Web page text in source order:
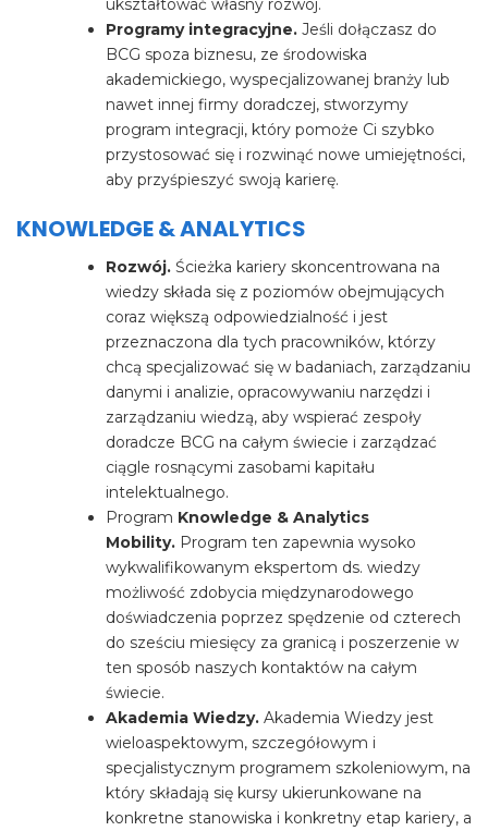
ukształtować własny rozwój.
Programy integracyjne. Jeśli dołączasz do
BCG spoza biznesu, ze środowiska
akademickiego, wyspecjalizowanej branży lub
nawet innej firmy doradczej, stworzymy
program integracji, który pomoże Ci szybko
przystosować się i rozwinąć nowe umiejętności,
aby przyśpieszyć swoją karierę.
KNOWLEDGE & ANALYTICS
Rozwój. Ścieżka kariery skoncentrowana na
wiedzy składa się z poziomów obejmujących
coraz większą odpowiedzialność i jest
przeznaczona dla tych pracowników, którzy
chcą specjalizować się w badaniach, zarządzaniu
danymi i analizie, opracowywaniu narzędzi i
zarządzaniu wiedzą, aby wspierać zespoły
doradcze BCG na całym świecie i zarządzać
ciągle rosnącymi zasobami kapitału
intelektualnego.
Program Knowledge & Analytics
Mobility. Program ten zapewnia wysoko
wykwalifikowanym ekspertom ds. wiedzy
możliwość zdobycia międzynarodowego
doświadczenia poprzez spędzenie od czterech
do sześciu miesięcy za granicą i poszerzenie w
ten sposób naszych kontaktów na całym
świecie.
Akademia Wiedzy. Akademia Wiedzy jest
wieloaspektowym, szczegółowym i
specjalistycznym programem szkoleniowym, na
który składają się kursy ukierunkowane na
konkretne stanowiska i konkretny etap kariery, a